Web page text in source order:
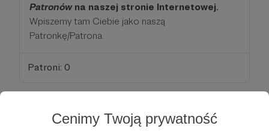
Cenimy Twoją prywatność
Patronówna naszej stronie Internetowej.
Wpiszemy tam Ciebie jako naszą
Patronkę/Patrona.
Patroni: 0
60 zł miesięcznie